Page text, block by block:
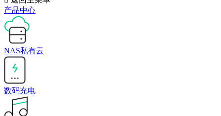
产品中心
NAS私有云
数码充电